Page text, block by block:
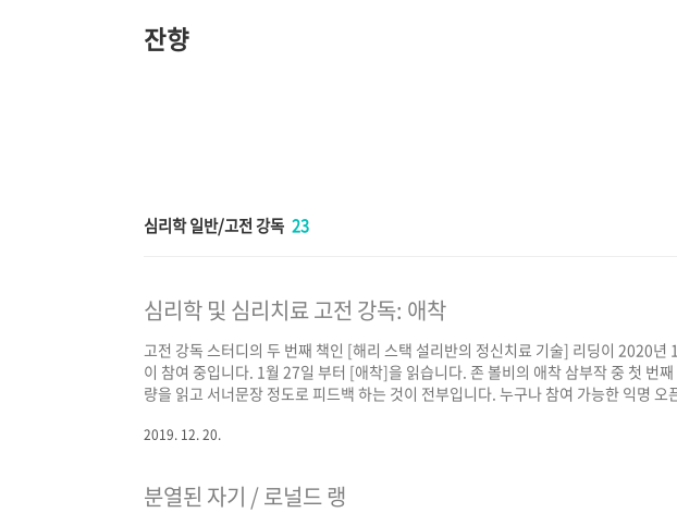
잔향
심리학 일반/고전 강독 23
심리학 및 심리치료 고전 강독: 애착
고전 강독 스터디의 두 번째 책인 [해리 스택 설리반의 정신치료 기술] 리딩이 2020년
이 참여 중입니다. 1월 27일 부터 [애착]을 읽습니다. 존 볼비의 애착 삼부작 중 첫 번
량을 읽고 서너문장 정도로 피드백 하는 것이 전부입니다. 누구나 참여 가능한 익명
lookdiffangle@gmail.com으로 메일 주세요. 메일 통해 오픈챗 주소와 비번, 리딩 일
2019. 12. 20.
분열된 자기 / 로널드 랭